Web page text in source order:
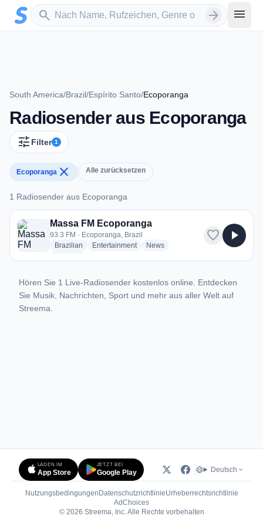
Zum Hauptinhalt springen
search
Sender suchen arrow_forward menu
South America/Brazil/Espírito Santo/Ecoporanga
Radiosender aus Ecoporanga
tune Filter 1
Ecoporanga close Alle zurücksetzen
1 Radiosender aus Ecoporanga
1 Radiosender aus Ecoporanga
Massa FM Ecoporanga
93.3 FM · Ecoporanga, Brazil
Brazilian radio stations
Entertainmentradio stations
Newsradio stations
favorite play_arrow
Hören Sie 1 Live-Radiosender kostenlos online. Entdecken
Sie Musik, Nachrichten, Sport und mehr aus aller Welt auf
Streema.
LADEN IM
App Store
JETZT BEI
Google Play Deutsch
Nutzungsbedingungen DatenschutzrichtlinieUrheberrechtsrichtlinie
AdChoices(öffnet in neuem Tab)
© 2026 Streema, Inc. Alle Rechte vorbehalten